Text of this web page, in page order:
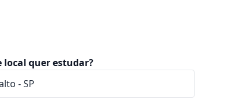
local quer estudar?